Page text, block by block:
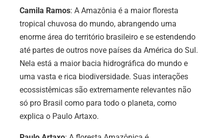
Camila Ramos: A Amazônia é a maior floresta
tropical chuvosa do mundo, abrangendo uma
enorme área do território brasileiro e se estendendo
até partes de outros nove países da América do Sul.
Nela está a maior bacia hidrográfica do mundo e
uma vasta e rica biodiversidade. Suas interações
ecossistêmicas são extremamente relevantes não
só pro Brasil como para todo o planeta, como
explica o Paulo Artaxo.